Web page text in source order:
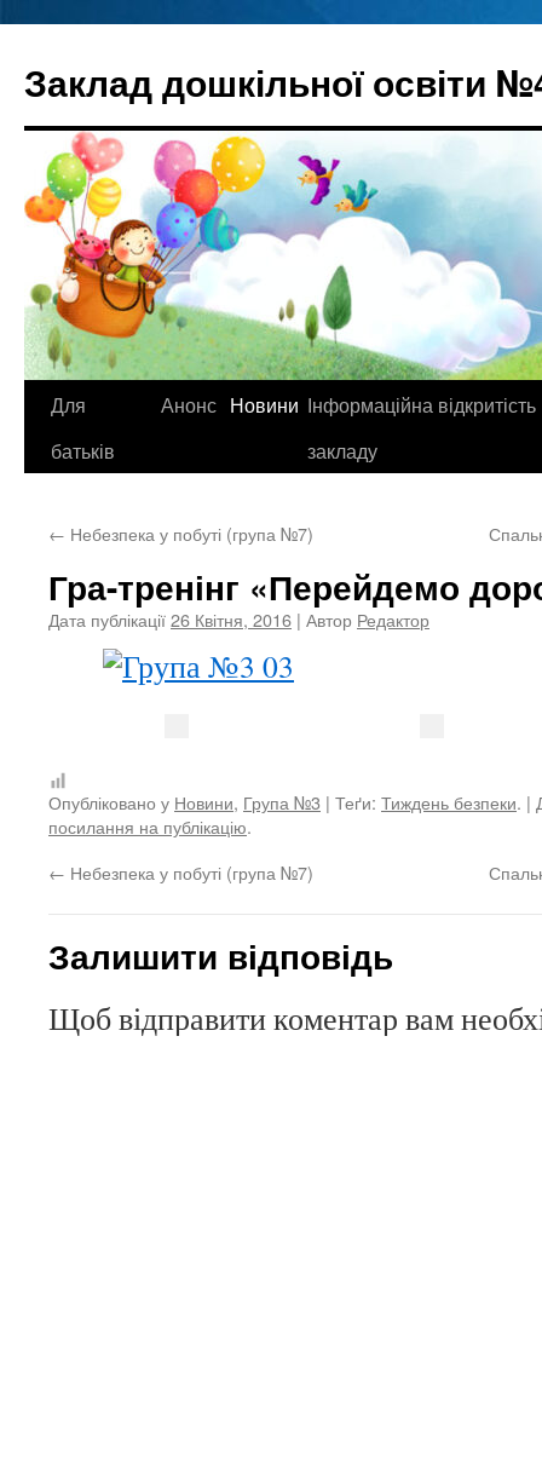
вмісту
Заклад дошкільної освіти
Для
батьків
Анонс Новини Інформаційна відкритість
закладу
← Небезпека у побуті (група №7)
Гра-тренінг «Перейдемо
Дата публікації26 Квітня, 2016 | Автор Редактор
Опубліковано у Новини, Група №3 | Теґи: Тиждень безпеки. |
посилання на публікацію.
← Небезпека у побуті (група №7)
Залишити відповідь
Щоб відправити коментар вам